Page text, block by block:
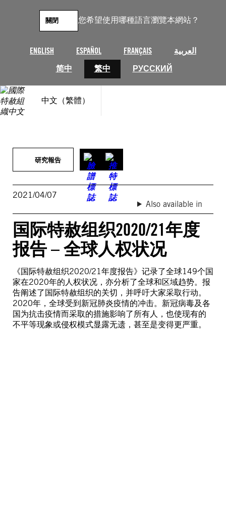
您希望使用哪種語言瀏覽本網站？
ENGLISH ESPAÑOL FRANÇAIS
العربية
简中
繁中 РУССКИЙ
關閉
中文（繁體）
研究報告
2021/04/07
Also available in
国际特赦组织2020/21年度
报告 – 全球人权状况
《国际特赦组织2020/21年度报告》记录了全球149个国
家在2020年的人权状况，亦分析了全球和区域趋势。报
告阐述了国际特赦组织的关切，并呼吁大家采取行动。
2020年，全球受到新冠肺炎疫情的冲击。新冠病毒及各
国为抗击疫情而采取的措施影响了所有人，也使现有的
不平等现象或侵权模式显露无遗，甚至是变得更严重。